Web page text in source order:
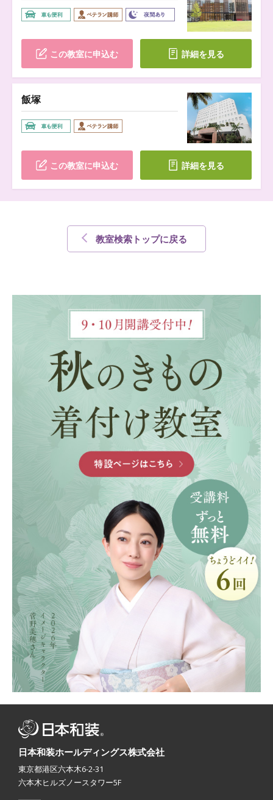
この教室に申込む 詳細を見る
飯塚
この教室に申込む 詳細を見る
教室検索トップに戻る
日本和装ホールディングス株式会社
東京都港区六本木6-2-31
六本木ヒルズノースタワー5F